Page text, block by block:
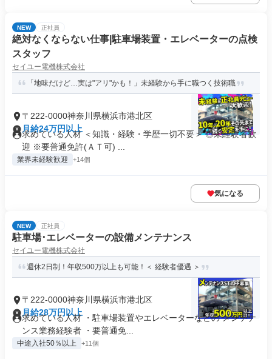
NEW 正社員
絶対なくならない仕事|駐車場装置・エレベーターの点検
スタッフ
セイユー電機株式会社
「地味だけど…実は"アリ"かも！」未経験から手に職つく技術職
〒222-0000神奈川県横浜市港北区
月給24万円以上
求めている人材 ＜知識・経験・学歴一切不要＞ ◎未経験者歓
迎 ※要普通免許(ＡＴ可) ...
業界未経験歓迎 +14個
気になる
NEW 正社員
駐車場･エレベーターの設備メンテナンス
セイユー電機株式会社
週休2日制！年収500万以上も可能！＜ 経験者優遇 ＞
〒222-0000神奈川県横浜市港北区
月給28万円以上
求めている人材 ・駐車場装置やエレベーターなどの メンテナ
ンス業務経験者 ・要普通免...
中途入社50％以上 +11個